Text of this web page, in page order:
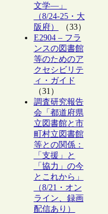
文学―」
（8/24-25・大
阪府）
（33）
E2904 – フラ
ンスの図書館
等のためのア
クセシビリテ
ィ・ガイド
（31）
調査研究報告
会「都道府県
立図書館と市
町村立図書館
等との関係：
「支援」と
「協力」の今
とこれから」
（8/21・オン
ライン、録画
配信あり）